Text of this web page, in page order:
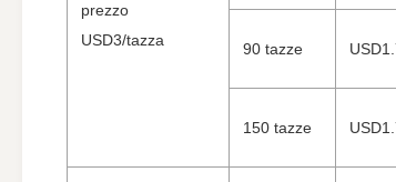
prezzo
USD3/tazza
90 tazze
150 tazze